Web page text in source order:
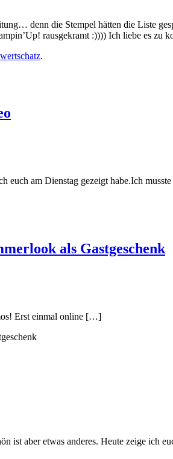
denn die Stempel hätten die Liste
rausgekramt :)))) Ich liebe es
wertschatz.
am Dienstag gezeigt habe.Ich
als Gastgeschenk
Erst einmal online […]
ist aber etwas anderes. Heute zeige